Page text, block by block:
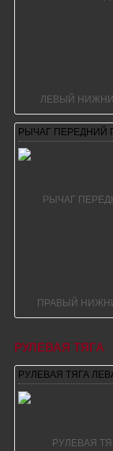
РЫЧАГ
РУЛЕВАЯ ТЯГА
РУЛЕВАЯ ТЯГА